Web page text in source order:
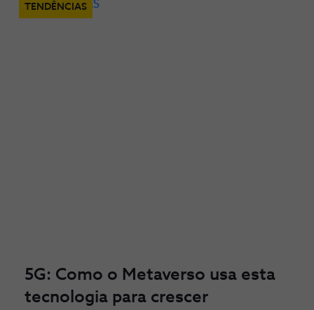
TENDÊNCIAS
5G: Como o Metaverso usa esta
tecnologia para crescer